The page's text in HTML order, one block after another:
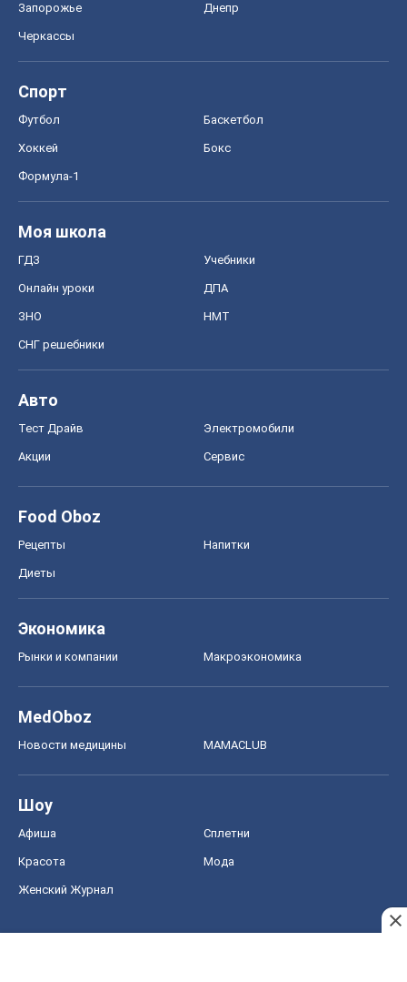
Запорожье Днепр
Черкассы
Спорт
Футбол Баскетбол
Хоккей Бокс
Формула-1
Моя школа
ГДЗ Учебники
Онлайн уроки ДПА
ЗНО НМТ
СНГ решебники
Авто
Тест Драйв Электромобили
Акции Сервис
Food Oboz
Рецепты Напитки
Диеты
Экономика
Рынки и компании Mакроэкономика
MedOboz
Новости медицины MAMACLUB
Шоу
Афиша Сплетни
Красота Мода
Женский Журнал